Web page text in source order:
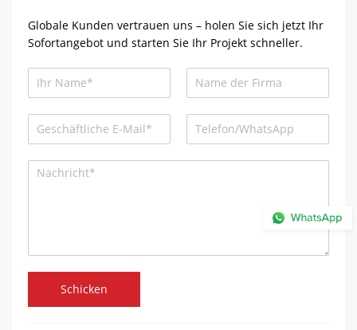
Globale Kunden vertrauen uns – holen Sie sich jetzt Ihr
Sofortangebot und starten Sie Ihr Projekt schneller.
Schicken